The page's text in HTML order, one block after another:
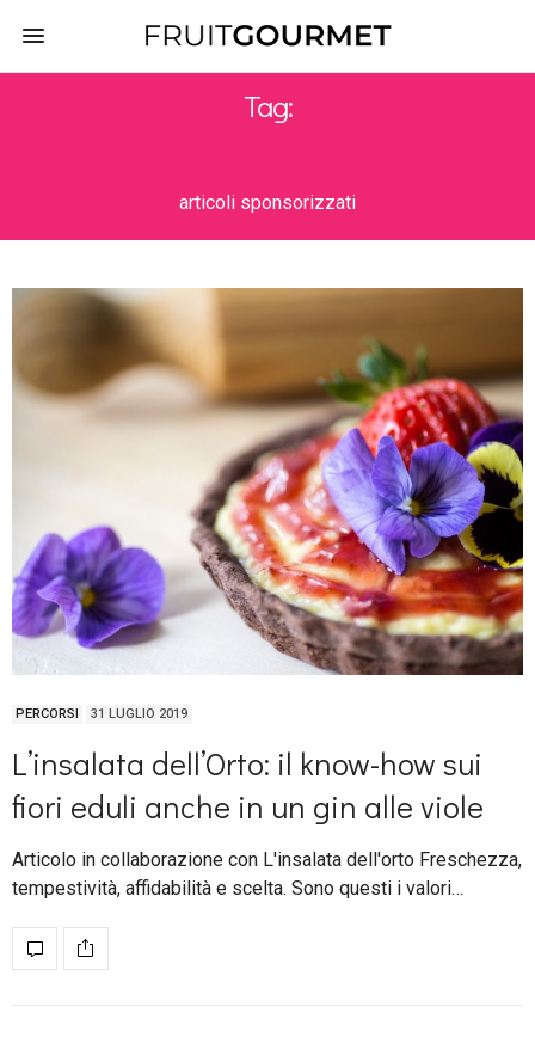
Tag:
articoli sponsorizzati
PERCORSI 31 LUGLIO 2019
L’insalata dell’Orto: il know-how sui
fiori eduli anche in un gin alle viole
Articolo in collaborazione con L'insalata dell'orto Freschezza,
tempestività, affidabilità e scelta. Sono questi i valori…